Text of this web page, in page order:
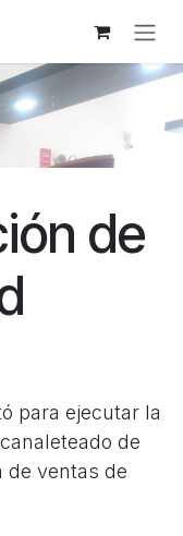
de
para ejecutar la
de
de ventas de